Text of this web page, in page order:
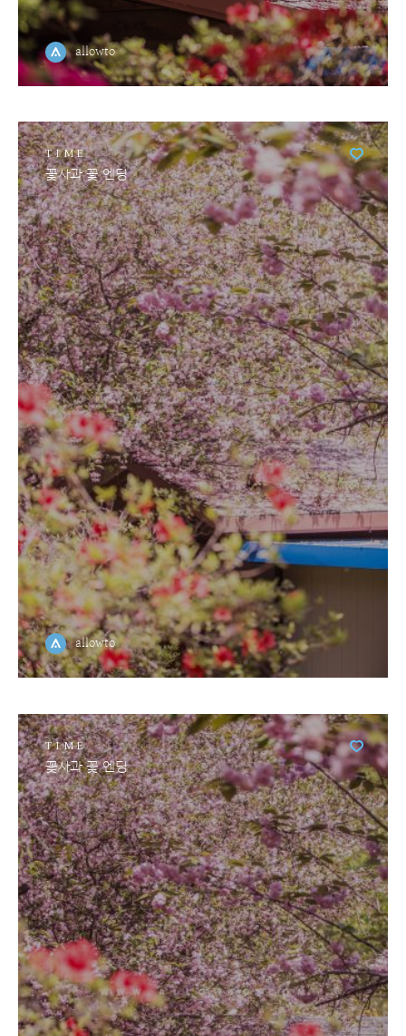
allowto
TIME
꽃사과 꽃 엔딩
allowto
TIME
꽃사과 꽃 엔딩